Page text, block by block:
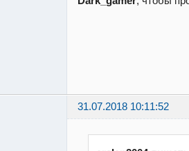
31.07.2018 10:11:52